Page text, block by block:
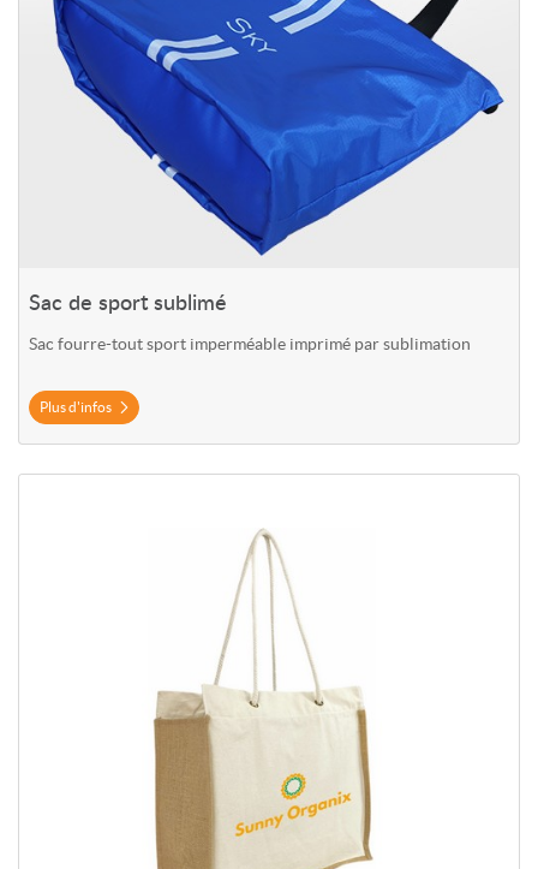
Sac de sport sublimé
Sac fourre-tout sport imperméable imprimé par sublimation
Plus d'infos